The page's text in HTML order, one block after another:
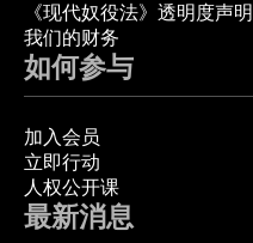
《现代奴役法》透明度声明
我们的财务
如何参与
加入会员
立即行动
人权公开课
最新消息